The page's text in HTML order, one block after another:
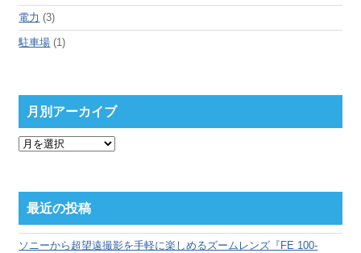
電力 (3)
駐車場 (1)
月別アーカイブ
月
ー
カ
ブ
最近の投稿
ソニーから超望遠撮影を手軽に楽しめるズームレンズ『FE 100-